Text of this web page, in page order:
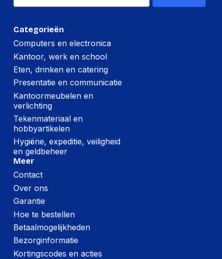
Hoeveelheid:
Breedte:
210 millimeter
Hoogte:
35 millimeter
Lengte:
Gewicht:
Per doos
Hoeveelheid:
Breedte:
Hoogte:
Lengte:
Gewicht:
Categorieën
Computers en electronica
Kantoor, werk en school
Eten, drinken en catering
Presentatie en communicatie
Kantoormeubelen en
verlichting
Tekenmateriaal en
hobbyartikelen
Hygiëne, expeditie, veiligheid
en geldbeheer
Meer
Contact
Over ons
Garantie
Hoe te bestellen
Betaalmogelijkheden
Bezorginformatie
Kortingscodes en acties